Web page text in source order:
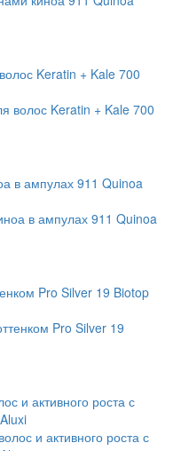
Keratin + Kale 700
в ампулах 911 Quinoa
Pro Silver 19 Biotop
и активного роста с